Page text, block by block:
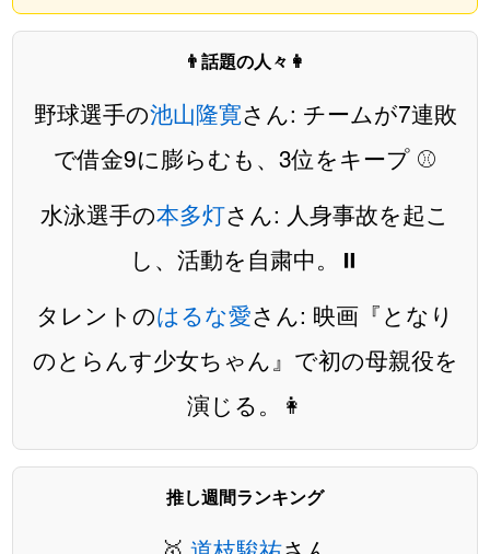
👨話題の人々👩
野球選手の池山隆寛さん: チームが7連敗
で借金9に膨らむも、3位をキープ ⚾️
水泳選手の本多灯さん: 人身事故を起こ
し、活動を自粛中。⏸️
タレントのはるな愛さん: 映画『となり
のとらんす少女ちゃん』で初の母親役を
演じる。👩
推し週間ランキング